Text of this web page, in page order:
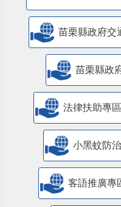
苗栗縣政府交
苗栗縣政
法律扶助專區
小黑蚊防
客語推廣專